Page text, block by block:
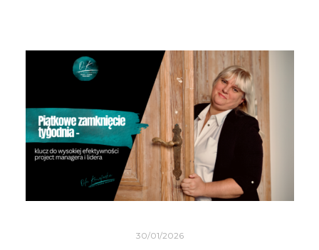
30/01/2026